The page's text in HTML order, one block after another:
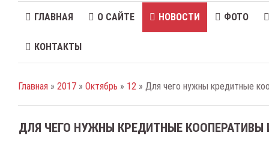
ГЛАВНАЯ О САЙТЕ НОВОСТИ ФОТО
КОНТАКТЫ
Главная » 2017 » Октябрь » 12 » Для чего нужны кредитные
ДЛЯ ЧЕГО НУЖНЫ КРЕДИТНЫЕ КООПЕРАТИВЫ